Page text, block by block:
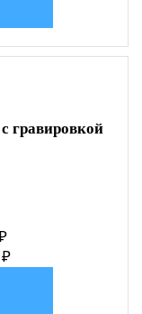
гравировкой
₽